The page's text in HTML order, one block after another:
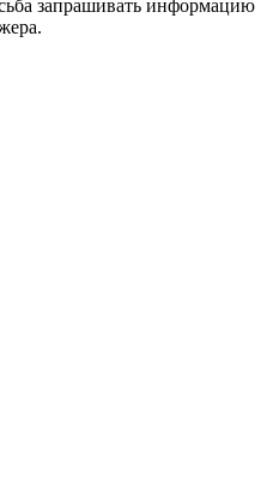
запрашивать информацию